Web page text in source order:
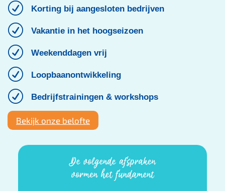
R Korting bij aangesloten bedrijven
R Vakantie in het hoogseizoen
R Weekenddagen vrij
R Loopbaanontwikkeling
R Bedrijfstrainingen & workshops
Bekijk onze belofte